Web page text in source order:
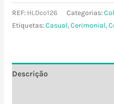
REF: HLDco126 Categorias:
Etiquetas:Casual,Cerimonial,
Descrição